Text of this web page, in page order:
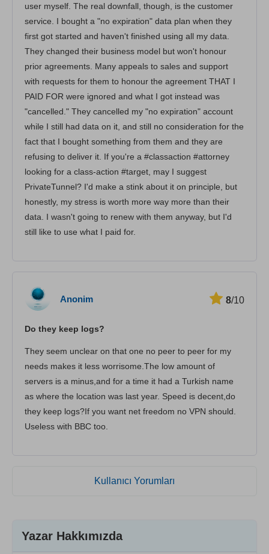
user myself. The real downfall, though, is the customer
service. I bought a "no expiration" data plan when they
first got started and haven't finished using all my data.
They changed their business model but won't honour
prior agreements. Many appeals to sales and support
with requests for them to honour the agreement THAT I
PAID FOR were ignored and what I got instead was
"cancelled." They cancelled my "no expiration" account
while I still had data on it, and still no consideration for the
fact that I bought something from them and they are
refusing to deliver it. If you're a #classaction #attorney
looking for a class-action #target, may I suggest
PrivateTunnel? I'd make a stink about it on principle, but
honestly, my stress is worth more way more than their
data. I wasn't going to renew with them anyway, but I'd
still like to use what I paid for.
Anonim 8/10
Do they keep logs?
They seem unclear on that one no peer to peer for my
needs makes it less worrisome.The low amount of
servers is a minus,and for a time it had a Turkish name
as where the location was last year. Speed is decent,do
they keep logs?If you want net freedom no VPN should.
Useless with BBC too.
Kullanıcı Yorumları
Yazar Hakkımızda